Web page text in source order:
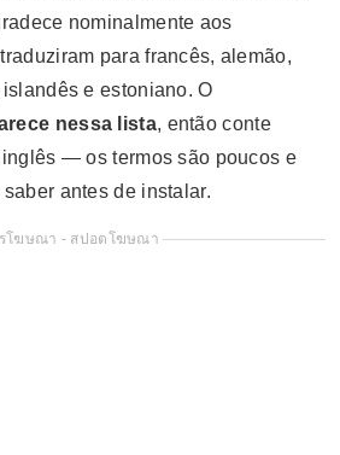
nominalmente aos
para francês, alemão,
e estoniano. O
nessa lista, então conte
— os termos são poucos e
antes de instalar.
โฆษณา - สปอตโฆษณา